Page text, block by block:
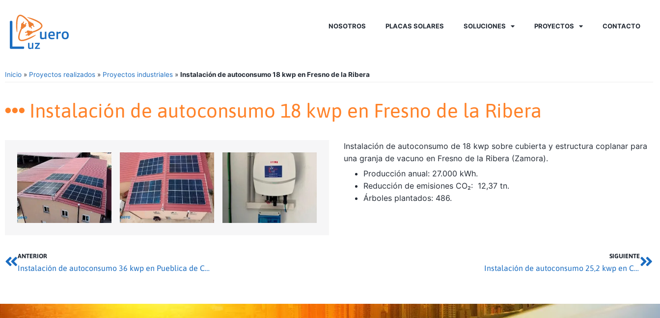
NOSOTROS PLACAS SOLARES SOLUCIONES PROYECTOS CONTACTO
Inicio » Proyectos realizados » Proyectos industriales » Instalación de autoconsumo 18 kwp en Fresno de la Ribera
Instalación de autoconsumo 18 kwp en Fresno de la Ribera
Instalación de autoconsumo de 18 kwp sobre cubierta y estructura coplanar para
una granja de vacuno en Fresno de la Ribera (Zamora).
Producción anual: 27.000 kWh.
Reducción de emisiones CO₂: 12,37 tn.
Árboles plantados: 486.
ANTERIOR
Instalación de autoconsumo 36 kwp en Pueblica de Campeán
SIGUIENTE
Instalación de autoconsumo 25,2 kwp en Cazurra